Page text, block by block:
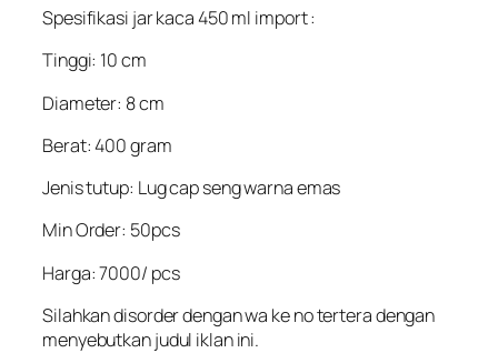
Spesifikasi jar kaca 450 ml import :
Tinggi: 10 cm
Diameter: 8 cm
Berat: 400 gram
Jenis tutup: Lug cap seng warna emas
Min Order: 50pcs
Harga: 7000/ pcs
Silahkan disorder dengan wa ke no tertera dengan
menyebutkan judul iklan ini.